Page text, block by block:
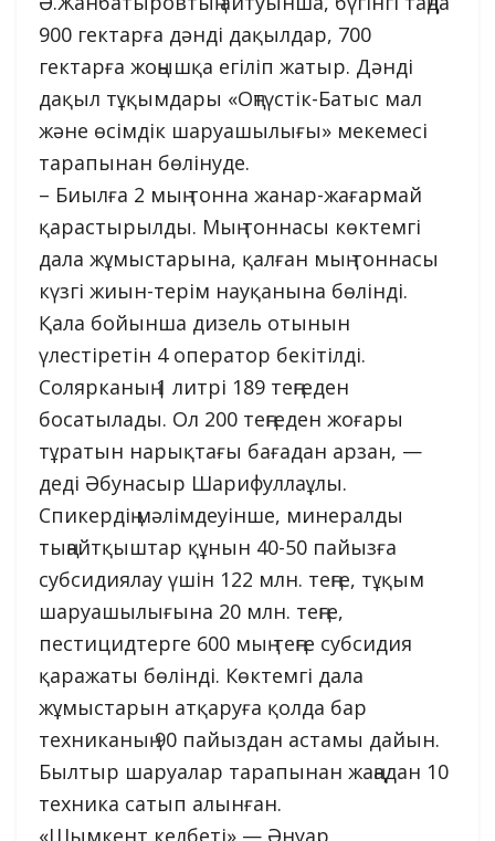
900 гектарға дәнді дақылдар, 700
гектарға жоңышқа егіліп жатыр. Дәнді
дақыл тұқымдары «Оңтүстік-Батыс мал
және өсімдік шаруашылығы» мекемесі
тарапынан бөлінуде.
– Биылға 2 мың тонна жанар-жағармай
қарастырылды. Мың тоннасы көктемгі
дала жұмыстарына, қалған мың тоннасы
күзгі жиын-терім науқанына бөлінді.
Қала бойынша дизель отынын
үлестіретін 4 оператор бекітілді.
Солярканың 1 литрі 189 теңгеден
босатылады. Ол 200 теңгеден жоғары
тұратын нарықтағы бағадан арзан, —
деді Әбунасыр Шарифуллаұлы.
Спикердің мәлімдеуінше, минералды
тыңайтқыштар құнын 40-50 пайызға
субсидиялау үшін 122 млн. теңге, тұқым
шаруашылығына 20 млн. теңге,
пестицидтерге 600 мың теңге субсидия
қаражаты бөлінді. Көктемгі дала
жұмыстарын атқаруға қолда бар
техниканың 90 пайыздан астамы дайын.
Былтыр шаруалар тарапынан жаңадан 10
техника сатып алынған.
«Шымкент келбеті» — Әнуар